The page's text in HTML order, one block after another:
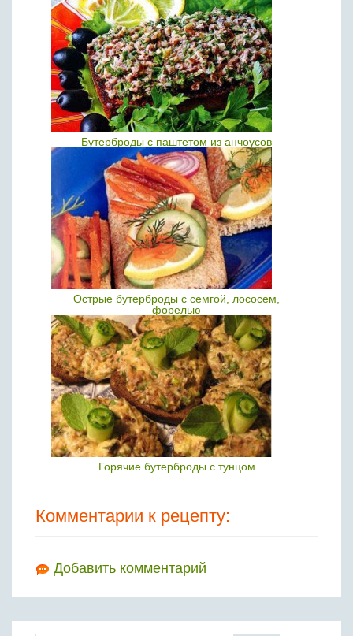
Бутерброды с паштетом из анчоусов
Острые бутерброды с семгой, лососем,
форелью
Горячие бутерброды с тунцом
Комментарии к рецепту:
Добавить комментарий